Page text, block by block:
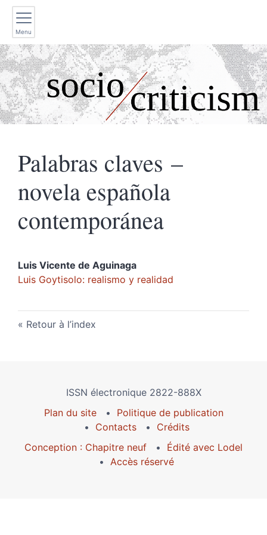
Menu
Palabras claves –
novela española
contemporánea
Luis Vicente de Aguinaga
Luis Goytisolo: realismo y realidad
Retour à l’index
ISSN électronique 2822-888X
Plan du site
Politique de publication
Contacts
Crédits
Conception : Chapitre neuf
Édité avec Lodel
Accès réservé